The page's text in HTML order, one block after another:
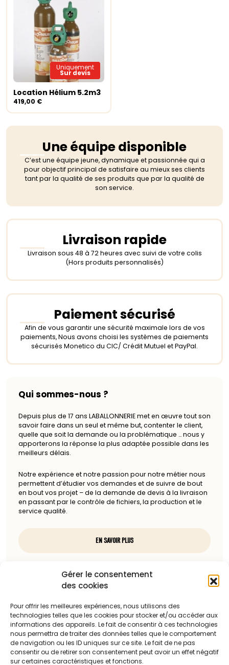
Gérer le consentement
des cookies
Pour offrir les meilleures expériences, nous utilisons des
technologies telles que les cookies pour stocker et/ou accéder aux
informations des appareils. Le fait de consentir à ces technologies
nous permettra de traiter des données telles que le comportement
de navigation ou les ID uniques sur ce site. Le fait de ne pas
consentir ou de retirer son consentement peut avoir un effet négatif
sur certaines caractéristiques et fonctions.
Uniquement
Sur devis
Lire la suite
Location Hélium 5.2m3
419,00 €
Une équipe disponible
C’est une équipe jeune, dynamique et passionnée qui a
pour objectif principal de satisfaire au mieux ses clients
tant par la qualité de ses produits que par la qualité de
son service.
Livraison rapide
Livraison sous 48 à 72 heures avec suivi de votre colis
(Hors produits personnalisés)
Paiement sécurisé
Afin de vous garantir une sécurité maximale lors de vos
paiements, Nous avons choisi les systèmes de paiements
sécurisés Monetico du CIC/ Crédit Mutuel et PayPal.
Qui sommes-nous ?
Depuis plus de 17 ans LABALLONNERIE met en œuvre tout son
savoir faire dans un seul et même but, contenter le client,
quelle que soit la demande ou la problématique … nous y
apporterons la réponse la plus adaptée possible dans les
meilleurs délais.
Notre expérience et notre passion pour notre métier nous
permettent d’étudier vos demandes et de suivre de bout
en bout vos projet – de la demande de devis à la livraison
en passant par le contrôle de fichiers, la production et le
service qualité.
EN SAVOIR PLUS
Nous contacter
85100 Les Sables-d'Olonne
Téléphone :
06 13 23 67 88
Adresse mail :